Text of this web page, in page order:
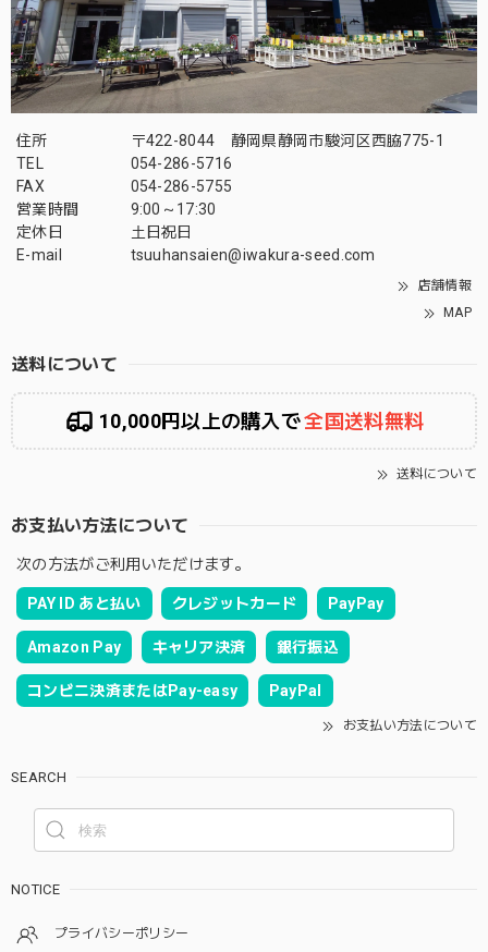
住所
〒422-8044 静岡県静岡市駿河区西脇775-1
TEL
054-286-5716
FAX
054-286-5755
営業時間
9:00～17:30
定休日
土日祝日
E-mail
tsuuhansaien@iwakura-seed.com
店舗情報
MAP
送料について
10,000円以上の購入で全国送料無料
送料について
お支払い方法について
次の方法がご利用いただけます。
PAY ID あと払い クレジットカード PayPay
Amazon Pay キャリア決済 銀行振込
コンビニ決済またはPay-easy PayPal
お支払い方法について
SEARCH
NOTICE
プライバシーポリシー